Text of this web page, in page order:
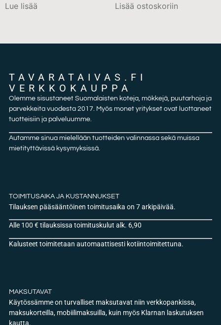
Lue lisää Lisää ostoskoriin
TAVARATAIVAS.FI
VERKKOKAUPPA
Olemme sisustaneet Suomalaisten koteja, mökkejä, puutarhoja ja
parvekkeita vuodesta 2017. Myös monet yritykset ovat luottaneet
tuotteisiin ja palveluumme.
Autamme sinua mielellään tuotteiden valinnassa sekä muissa
mietityttävissä kysymyksissä.
TOIMITUSAIKA JA KUSTANNUKSET
Tilauksen pääsääntöinen toimitusaika on 7 arkipäivää.
Alle 100 € tilauksissa toimituskulut alk. 6,90
Kalusteet toimitetaan automaattisesti kotiintoimitettuna.
MAKSUTAVAT
Käytössämme on turvalliset maksutavat niin verkkopankissa,
maksukorteilla, mobiilimaksuilla, kuin myös Klarnan laskutuksen
kautta.